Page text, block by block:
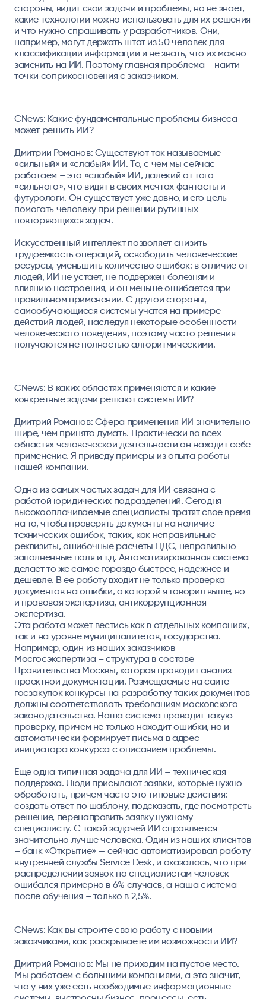
стороны, видит свои задачи и проблемы, но не знает,
какие технологии можно использовать для их решения
и что нужно спрашивать у разработчиков. Они,
например, могут держать штат из 50 человек для
классификации информации и не знать, что их можно
заменить на ИИ. Поэтому главная проблема – найти
точки соприкосновения с заказчиком.
CNews: Какие фундаментальные проблемы бизнеса
может решить ИИ?
Дмитрий Романов: Существуют так называемые
«сильный» и «слабый» ИИ. То, с чем мы сейчас
работаем – это «слабый» ИИ, далекий от того
«сильного», что видят в своих мечтах фантасты и
футурологи. Он существует уже давно, и его цель –
помогать человеку при решении рутинных
повторяющихся задач.
Искусственный интеллект позволяет снизить
трудоемкость операций, освободить человеческие
ресурсы, уменьшить количество ошибок: в отличие от
людей, ИИ не устает, не подвержен болезням и
влиянию настроения, и он меньше ошибается при
правильном применении. С другой стороны,
самообучающиеся системы учатся на примере
действий людей, наследуя некоторые особенности
человеческого поведения, поэтому часто решения
получаются не полностью алгоритмическими.
CNews: В каких областях применяются и какие
конкретные задачи решают системы ИИ?
Дмитрий Романов: Сфера применения ИИ значительно
шире, чем принято думать. Практически во всех
областях человеческой деятельности он находит себе
применение. Я приведу примеры из опыта работы
нашей компании.
Одна из самых частых задач для ИИ связана с
работой юридических подразделений. Сегодня
высокооплачиваемые специалисты тратят свое время
на то, чтобы проверять документы на наличие
технических ошибок, таких, как неправильные
реквизиты, ошибочные расчеты НДС, неправильно
заполненные поля и т.д. Автоматизированная система
делает то же самое гораздо быстрее, надежнее и
дешевле. В ее работу входит не только проверка
документов на ошибки, о которой я говорил выше, но
и правовая экспертиза, антикоррупционная
экспертиза.
Эта работа может вестись как в отдельных компаниях,
так и на уровне муниципалитетов, государства.
Например, один из наших заказчиков –
Мосгосэкспертиза – структура в составе
Правительства Москвы, которая проводит анализ
проектной документации. Размещаемые на сайте
госзакупок конкурсы на разработку таких документов
должны соответствовать требованиям московского
законодательства. Наша система проводит такую
проверку, причем не только находит ошибки, но и
автоматически формирует письма в адрес
инициатора конкурса с описанием проблемы.
Еще одна типичная задача для ИИ – техническая
поддержка. Люди присылают заявки, которые нужно
обработать, причем часто это типовые действия:
создать ответ по шаблону, подсказать, где посмотреть
решение, перенаправить заявку нужному
специалисту. С такой задачей ИИ справляется
значительно лучше человека. Один из наших клиентов
– банк «Открытие» — сейчас автоматизировал работу
внутренней службы Service Desk, и оказалось, что при
распределении заявок по специалистам человек
ошибался примерно в 6% случаев, а наша система
после обучения – только в 2,5%.
CNews: Как вы строите свою работу с новыми
заказчиками, как раскрываете им возможности ИИ?
Дмитрий Романов: Мы не приходим на пустое место.
Мы работаем с большими компаниями, а это значит,
что у них уже есть необходимые информационные